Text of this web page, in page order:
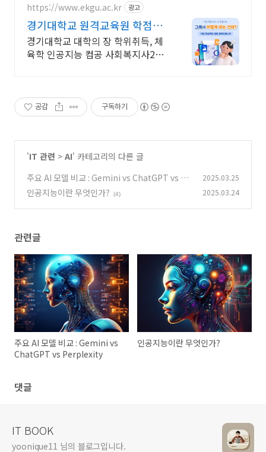
https://www.ekgu.ac.kr 광고
경기대학교 원격교육원 학점은
행제 100%온라인수업
경기대학교 대학의 장 학위취득, 체
육학 인공지능 컴공 사회복지사2급
공감 구독하기
'IT 관련 > AI' 카테고리의 다른 글
주요 AI 모델 비교 : Gemini vs ChatGPT vs Pe
rplexity (0)
2025.03.25
인공지능이란 무엇인가? (4) 2025.03.24
관련글
주요 AI 모델 비교 : Gemini vs
ChatGPT vs Perplexity
인공지능이란 무엇인가?
댓글
IT BOOK
yoonique11 님의 블로그입니다.